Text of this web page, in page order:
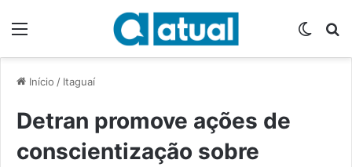
Início / Itaguaí
Detran promove ações de
conscientização sobre